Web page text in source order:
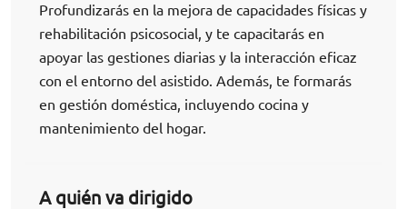
Profundizarás en la mejora de capacidades físicas y
rehabilitación psicosocial, y te capacitarás en
apoyar las gestiones diarias y la interacción eficaz
con el entorno del asistido. Además, te formarás
en gestión doméstica, incluyendo cocina y
mantenimiento del hogar.
A quién va dirigido